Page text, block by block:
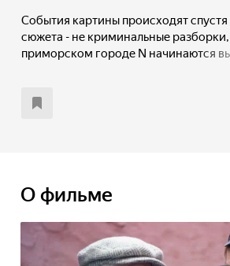
События картины происходят спустя
сюжета - не криминальные
приморском городе N начинаются
набирает обороты: в город
городка становится окончательно
О фильме